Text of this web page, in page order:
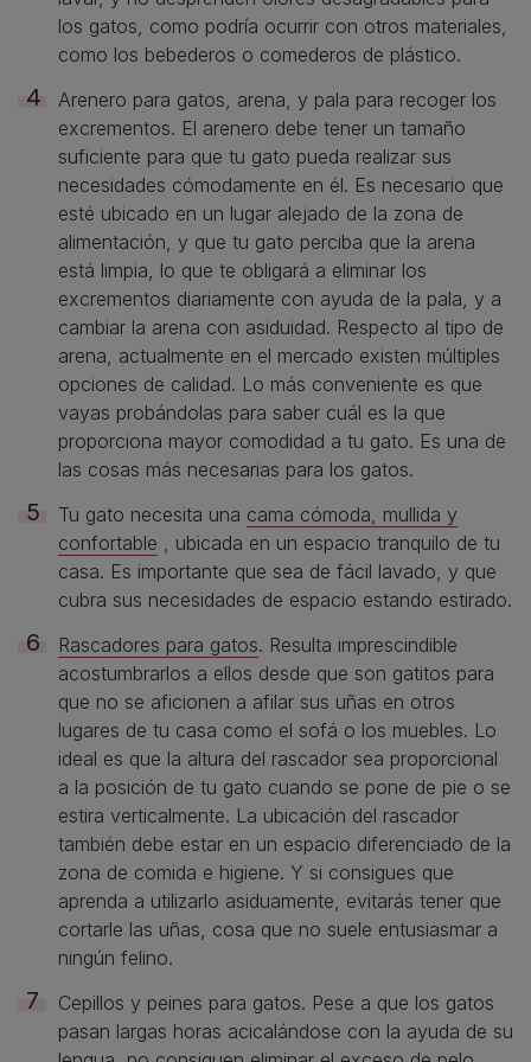
los gatos, como podría ocurrir con otros materiales,
como los bebederos o comederos de plástico.
Arenero para gatos, arena, y pala para recoger los
excrementos. El arenero debe tener un tamaño
suficiente para que tu gato pueda realizar sus
necesidades cómodamente en él. Es necesario que
esté ubicado en un lugar alejado de la zona de
alimentación, y que tu gato perciba que la arena
está limpia, lo que te obligará a eliminar los
excrementos diariamente con ayuda de la pala, y a
cambiar la arena con asiduidad. Respecto al tipo de
arena, actualmente en el mercado existen múltiples
opciones de calidad. Lo más conveniente es que
vayas probándolas para saber cuál es la que
proporciona mayor comodidad a tu gato. Es una de
las cosas más necesarias para los gatos.
Tu gato necesita una cama cómoda, mullida y
confortable , ubicada en un espacio tranquilo de tu
casa. Es importante que sea de fácil lavado, y que
cubra sus necesidades de espacio estando estirado.
Rascadores para gatos. Resulta imprescindible
acostumbrarlos a ellos desde que son gatitos para
que no se aficionen a afilar sus uñas en otros
lugares de tu casa como el sofá o los muebles. Lo
ideal es que la altura del rascador sea proporcional
a la posición de tu gato cuando se pone de pie o se
estira verticalmente. La ubicación del rascador
también debe estar en un espacio diferenciado de la
zona de comida e higiene. Y si consigues que
aprenda a utilizarlo asiduamente, evitarás tener que
cortarle las uñas, cosa que no suele entusiasmar a
ningún felino.
Cepillos y peines para gatos. Pese a que los gatos
pasan largas horas acicalándose con la ayuda de su